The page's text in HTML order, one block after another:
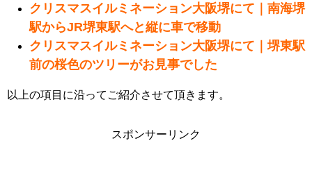
クリスマスイルミネーション大阪堺にて｜南海堺
駅からJR堺東駅へと縦に車で移動
クリスマスイルミネーション大阪堺にて｜堺東駅
前の桜色のツリーがお見事でした
以上の項目に沿ってご紹介させて頂きます。
スポンサーリンク